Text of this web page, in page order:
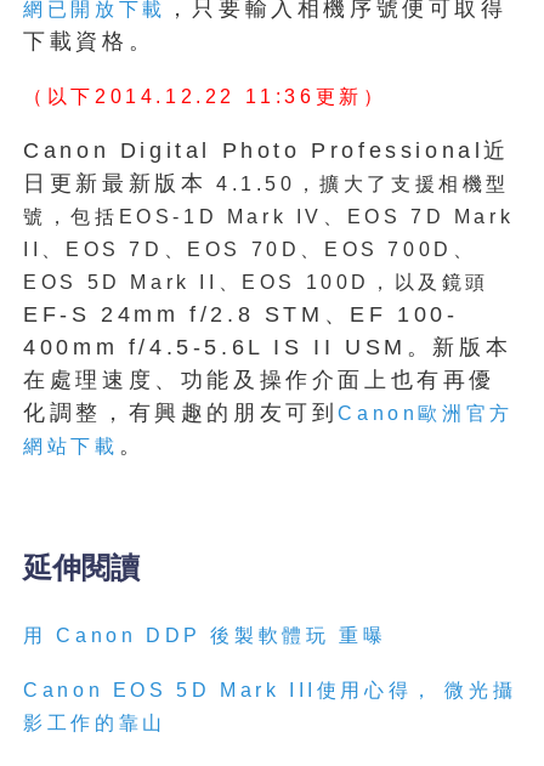
網已開放下載
，只要輸入相機序號便可取得
下載資格。
（以下2014.12.22 11:36更新）
Canon Digital Photo Professional近
日更新最新版本
4.1.50，擴大了支援相機型
號，包括 EOS-1D Mark IV、EOS 7D Mark
II、EOS 7D、EOS 70D、EOS 700D、
EOS 5D Mark II、EOS 100D，以及鏡頭
EF-S 24mm f/2.8 STM、EF 100-
400mm f/4.5-5.6L IS II USM。新版本
在處理速度、功能及操作介面上也有再優
化調整，有興趣的朋友可到Canon歐洲官方
網站下載 。
延伸閱讀
用 Canon DDP 後製軟體玩 重曝
Canon EOS 5D Mark III使用心得， 微光攝
影工作的靠山